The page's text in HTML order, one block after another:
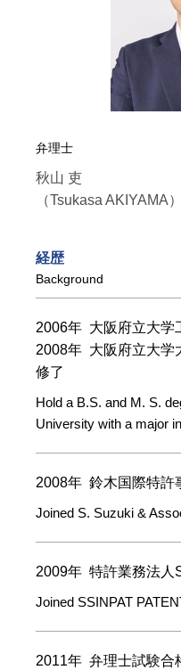
弁理士
秋山 吏
（Tsukasa AKIYAMA）
経歴
Background
2006年 大阪府立大学
2008年 大阪府立大
修了
Hold a B.S. and M. S.
University with a major
2008年 鈴木国際特許
Joined S. Suzuki &
2009年 特許業務法人
Joined SSINPAT
2011年 弁理士試験合